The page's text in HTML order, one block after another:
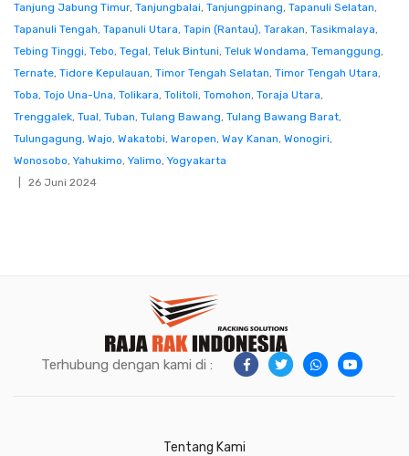
Tanjung Jabung Timur, Tanjungbalai, Tanjungpinang, Tapanuli Selatan,
Tapanuli Tengah, Tapanuli Utara, Tapin (Rantau), Tarakan, Tasikmalaya,
Tebing Tinggi, Tebo, Tegal, Teluk Bintuni, Teluk Wondama, Temanggung,
Ternate, Tidore Kepulauan, Timor Tengah Selatan, Timor Tengah Utara,
Toba, Tojo Una-Una, Tolikara, Tolitoli, Tomohon, Toraja Utara,
Trenggalek, Tual, Tuban, Tulang Bawang, Tulang Bawang Barat,
Tulungagung, Wajo, Wakatobi, Waropen, Way Kanan, Wonogiri,
Wonosobo, Yahukimo, Yalimo, Yogyakarta
26 Juni 2024
Terhubung dengan kami di :
Tentang Kami